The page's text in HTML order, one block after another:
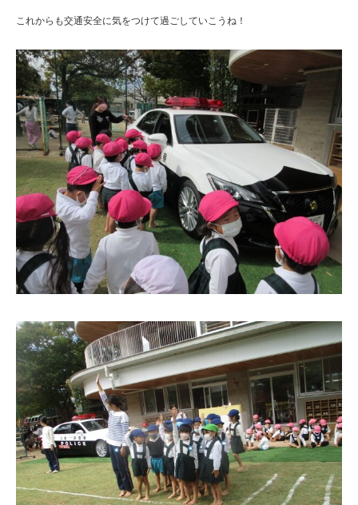
これからも交通安全に気をつけて過ごしていこうね！